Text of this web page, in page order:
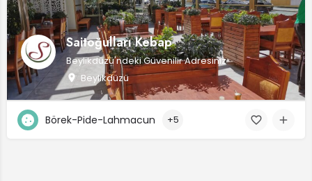
Saitoğulları Kebap
Beylikdüzü'ndeki Güvenilir Adresiniz
Beylikdüzü
Börek-Pide-Lahmacun +5